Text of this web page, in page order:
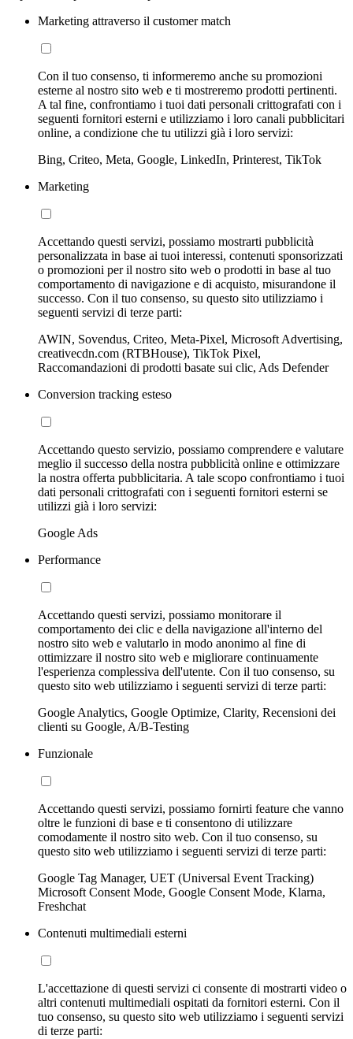
Marketing attraverso il customer match
Con il tuo consenso, ti informeremo anche su promozioni
esterne al nostro sito web e ti mostreremo prodotti pertinenti.
A tal fine, confrontiamo i tuoi dati personali crittografati con i
seguenti fornitori esterni e utilizziamo i loro canali pubblicitari
online, a condizione che tu utilizzi già i loro servizi:
Bing, Criteo, Meta, Google, LinkedIn, Printerest, TikTok
Marketing
Accettando questi servizi, possiamo mostrarti pubblicità
personalizzata in base ai tuoi interessi, contenuti sponsorizzati
o promozioni per il nostro sito web o prodotti in base al tuo
comportamento di navigazione e di acquisto, misurandone il
successo. Con il tuo consenso, su questo sito utilizziamo i
seguenti servizi di terze parti:
AWIN, Sovendus, Criteo, Meta-Pixel, Microsoft Advertising,
creativecdn.com (RTBHouse), TikTok Pixel,
Raccomandazioni di prodotti basate sui clic, Ads Defender
Conversion tracking esteso
Accettando questo servizio, possiamo comprendere e valutare
meglio il successo della nostra pubblicità online e ottimizzare
la nostra offerta pubblicitaria. A tale scopo confrontiamo i tuoi
dati personali crittografati con i seguenti fornitori esterni se
utilizzi già i loro servizi:
Google Ads
Performance
Accettando questi servizi, possiamo monitorare il
comportamento dei clic e della navigazione all'interno del
nostro sito web e valutarlo in modo anonimo al fine di
ottimizzare il nostro sito web e migliorare continuamente
l'esperienza complessiva dell'utente. Con il tuo consenso, su
questo sito web utilizziamo i seguenti servizi di terze parti:
Google Analytics, Google Optimize, Clarity, Recensioni dei
clienti su Google, A/B-Testing
Funzionale
Accettando questi servizi, possiamo fornirti feature che vanno
oltre le funzioni di base e ti consentono di utilizzare
comodamente il nostro sito web. Con il tuo consenso, su
questo sito web utilizziamo i seguenti servizi di terze parti:
Google Tag Manager, UET (Universal Event Tracking)
Microsoft Consent Mode, Google Consent Mode, Klarna,
Freshchat
Contenuti multimediali esterni
L'accettazione di questi servizi ci consente di mostrarti video o
altri contenuti multimediali ospitati da fornitori esterni. Con il
tuo consenso, su questo sito web utilizziamo i seguenti servizi
di terze parti: